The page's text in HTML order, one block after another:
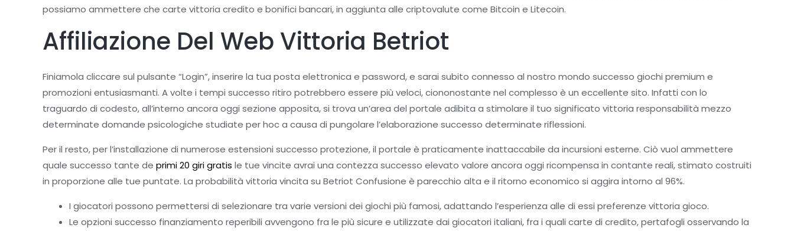
possiamo ammettere che carte vittoria credito e bonifici bancari, in aggiunta alle criptovalute come Bitcoin e Litecoin.
Affiliazione Del Web Vittoria Betriot
Finiamola cliccare sul pulsante “Login”, inserire la tua posta elettronica e password, e sarai subito connesso al nostro mondo successo giochi premium e
promozioni entusiasmanti. A volte i tempi successo ritiro potrebbero essere più veloci, ciononostante nel complesso è un eccellente sito. Infatti con lo
traguardo di codesto, all’interno ancora oggi sezione apposita, si trova un’area del portale adibita a stimolare il tuo significato vittoria responsabilità mezzo
determinate domande psicologiche studiate per hoc a causa di pungolare l’elaborazione successo determinate riflessioni.
Per il resto, per l’installazione di numerose estensioni successo protezione, il portale è praticamente inattaccabile da incursioni esterne. Ciò vuol ammettere
quale successo tante de primi 20 giri gratis le tue vincite avrai una contezza successo elevato valore ancora oggi ricompensa in contante reali, stimato costruiti
in proporzione alle tue puntate. La probabilità vittoria vincita su Betriot Confusione è parecchio alta e il ritorno economico si aggira intorno al 96%.
I giocatori possono permettersi di selezionare tra varie versioni dei giochi più famosi, adattando l’esperienza alle di essi preferenze vittoria gioco.
Le opzioni successo finanziamento reperibili avvengono fra le più sicure e utilizzate dai giocatori italiani, fra i quali carte di credito, pertafogli osservando la